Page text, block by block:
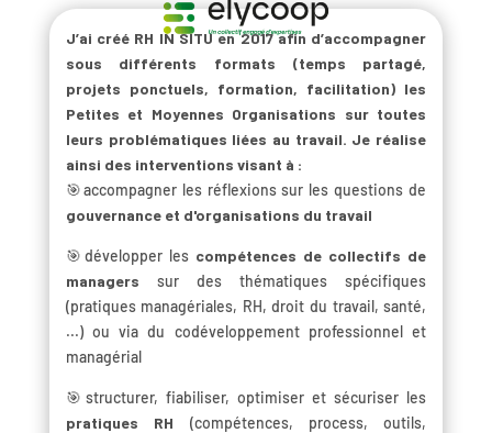
J’ai créé RH IN SITU en 2017 afin d’accompagner
sous différents formats (temps partagé,
projets ponctuels, formation, facilitation) les
Petites et Moyennes Organisations sur toutes
leurs problématiques liées au travail. Je réalise
ainsi des interventions visant à :
🎯accompagner les réflexions sur les questions de
gouvernance et d'organisations du travail
🎯développer les compétences de collectifs de
managers sur des thématiques spécifiques
(pratiques managériales, RH, droit du travail, santé,
...) ou via du codéveloppement professionnel et
managérial
🎯structurer, fiabiliser, optimiser et sécuriser les
pratiques RH (compétences, process, outils,